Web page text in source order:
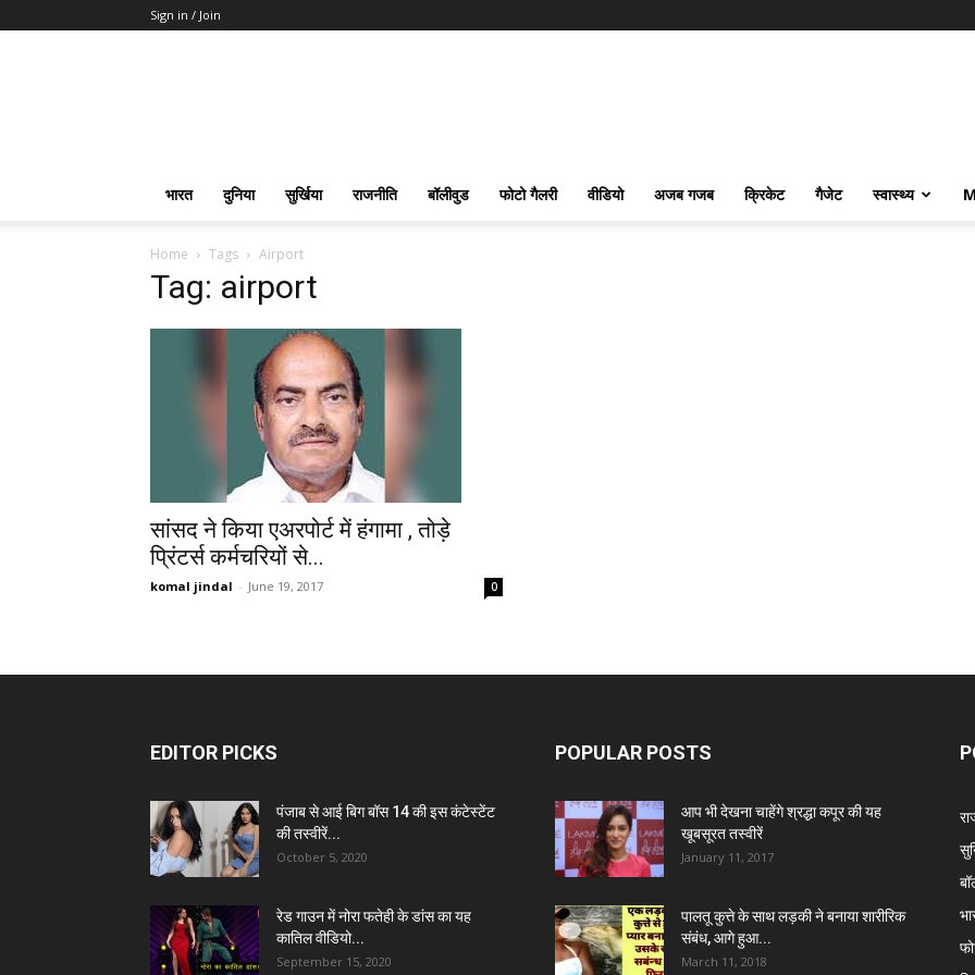
Sign in / Join
भारत दुनिया सुर्खिया राजनीति बॉलीवुड फोटो गैलरी वीडियो अजब गजब क्रिकेट गैजेट स्वास्थ्य
Home Tags Airport
Tag: airport
सांसद ने किया एअरपोर्ट में हंगामा , तोड़े
प्रिंटर्स कर्मचरियों से...
komal jindal - June 19, 2017 0
EDITOR PICKS
पंजाब से आई बिग बॉस 14 की इस कंटेस्टेंट
की तस्वीरें...
October 5, 2020
रेड गाउन में नोरा फतेही के डांस का यह
कातिल वीडियो...
September 15, 2020
POPULAR POSTS
आप भी देखना चाहेंगे श्रद्धा कपूर की यह
खूबसूरत तस्वीरें
January 11, 2017
पालतू कुत्ते के साथ लड़की ने बनाया शारीरिक
संबंध, आगे हुआ...
March 11, 2018